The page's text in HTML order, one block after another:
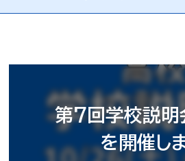
第7回学校説明
を開催し